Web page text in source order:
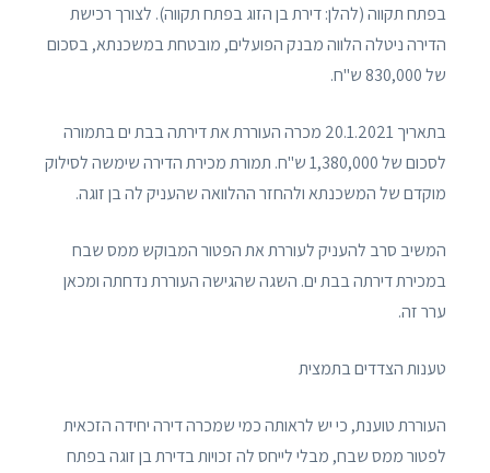
בפתח תקווה (להלן: דירת בן הזוג בפתח תקווה). לצורך רכישת
הדירה ניטלה הלווה מבנק הפועלים, מובטחת במשכנתא, בסכום
של 830,000 ש"ח.
בתאריך 20.1.2021 מכרה העוררת את דירתה בבת ים בתמורה
לסכום של 1,380,000 ש"ח. תמורת מכירת הדירה שימשה לסילוק
מוקדם של המשכנתא ולהחזר ההלוואה שהעניק לה בן זוגה.
המשיב סרב להעניק לעוררת את הפטור המבוקש ממס שבח
במכירת דירתה בבת ים. השגה שהגישה העוררת נדחתה ומכאן
ערר זה.
טענות הצדדים בתמצית
העוררת טוענת, כי יש לראותה כמי שמכרה דירה יחידה הזכאית
לפטור ממס שבח, מבלי לייחס לה זכויות בדירת בן זוגה בפתח